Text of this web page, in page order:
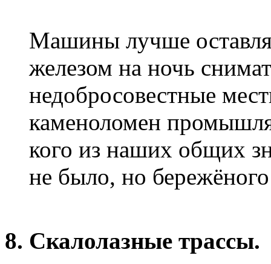
Машины лучше
железом на ночь
недобросовестные
каменоломен
кого из наших общих
не было, но
8. Скалолазные трассы.